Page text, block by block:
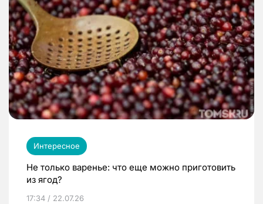
Интересное
Не только варенье: что еще можно приготовить
из ягод?
17:34 / 22.07.26